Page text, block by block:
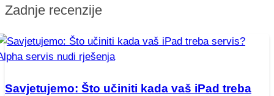
Zadnje recenzije
Savjetujemo: Što učiniti kada vaš iPad treba